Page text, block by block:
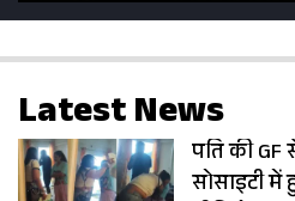
Latest News
पति की GF
सोसाइटी में